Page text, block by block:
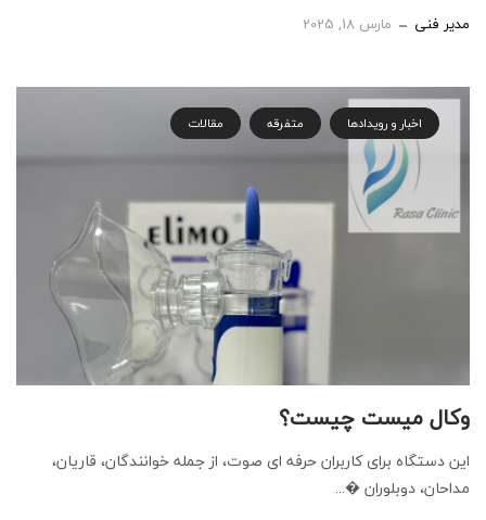
مدیر فنی مارس 18, 2025
اخبار و رویدادها متفرقه مقالات
وکال میست چیست؟
این دستگاه برای کاربران حرفه ای صوت، از جمله خوانندگان، قاریان،
مداحان، دوبلوران �...